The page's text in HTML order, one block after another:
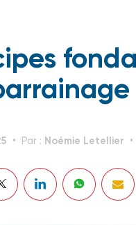
Par : Noémie Letellier